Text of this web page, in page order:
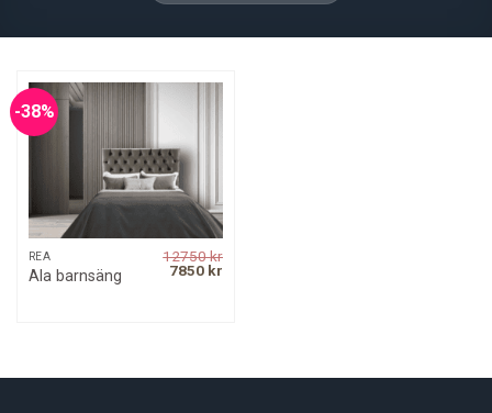
-38%
REA
Ala barnsäng
12750kr
Original
7850 kr